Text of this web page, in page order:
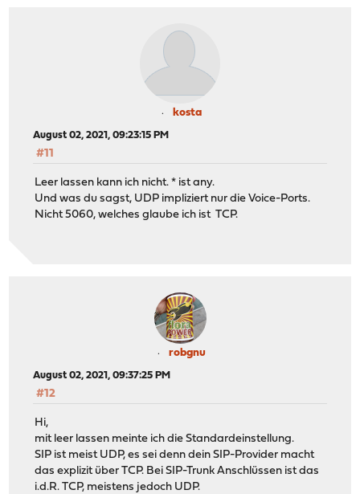
kosta
August 02, 2021, 09:23:15 PM
#11
Leer lassen kann ich nicht. * ist any.
Und was du sagst, UDP impliziert nur die Voice-Ports.
Nicht 5060, welches glaube ich ist TCP.
robgnu
August 02, 2021, 09:37:25 PM
#12
Hi,
mit leer lassen meinte ich die Standardeinstellung.
SIP ist meist UDP, es sei denn dein SIP-Provider macht
das explizit über TCP. Bei SIP-Trunk Anschlüssen ist das
i.d.R. TCP, meistens jedoch UDP.